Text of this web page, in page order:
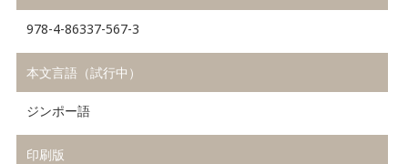
978-4-86337-567-3
本文言語（試行中）
ジンポー語
印刷版